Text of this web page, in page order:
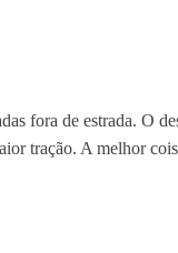
fora de estrada. O
tração. A melhor